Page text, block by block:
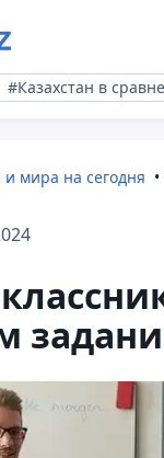
#Казахстан в
и мира на сегодня